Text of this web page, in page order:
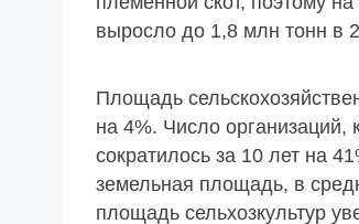
выросло до 1,8 млн тонн в
Площадь
на 4%. Число организаций,
сократилось за 10 лет на
земельная площадь, в
площадь сельхозкультур